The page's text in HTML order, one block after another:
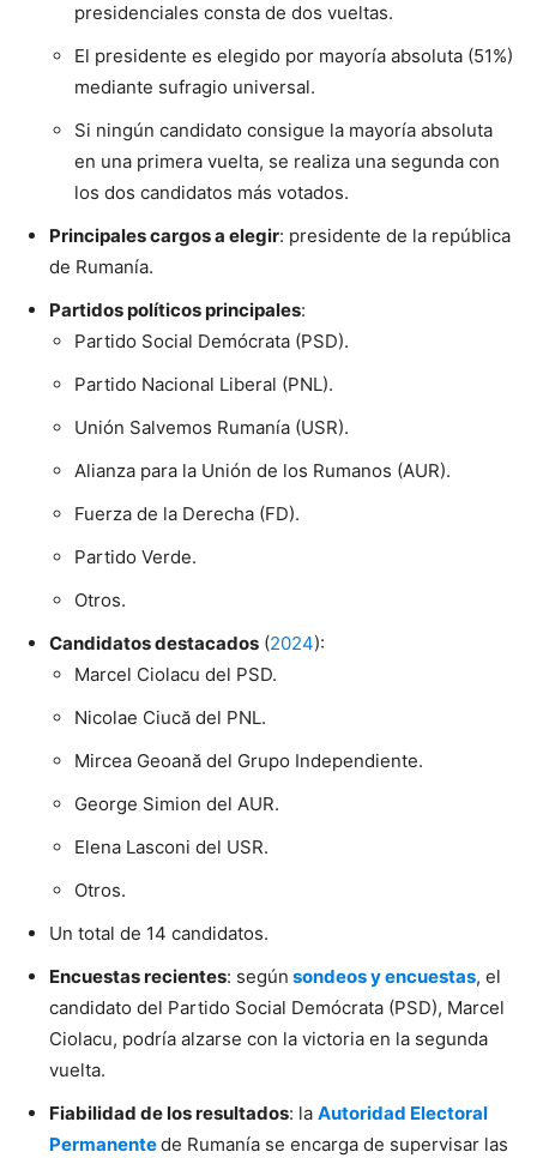
presidenciales consta de dos vueltas.
El presidente es elegido por mayoría absoluta (51%)
mediante sufragio universal.
Si ningún candidato consigue la mayoría absoluta
en una primera vuelta, se realiza una segunda con
los dos candidatos más votados.
Principales cargos a elegir: presidente de la república
de Rumanía.
Partidos políticos principales:
Partido Social Demócrata (PSD).
Partido Nacional Liberal (PNL).
Unión Salvemos Rumanía (USR).
Alianza para la Unión de los Rumanos (AUR).
Fuerza de la Derecha (FD).
Partido Verde.
Otros.
Candidatos destacados (2024):
Marcel Ciolacu del PSD.
Nicolae Ciucă del PNL.
Mircea Geoană del Grupo Independiente.
George Simion del AUR.
Elena Lasconi del USR.
Otros.
Un total de 14 candidatos.
Encuestas recientes: según sondeos y encuestas, el
candidato del Partido Social Demócrata (PSD), Marcel
Ciolacu, podría alzarse con la victoria en la segunda
vuelta.
Fiabilidad de los resultados: la Autoridad Electoral
Permanentede Rumanía se encarga de supervisar las